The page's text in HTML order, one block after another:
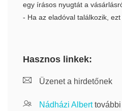
egy írásos nyugtát a
- Ha az eladóval találkozik,
Hasznos linkek:
Üzenet a hirdetőnek
Nádházi Alberttovábbi